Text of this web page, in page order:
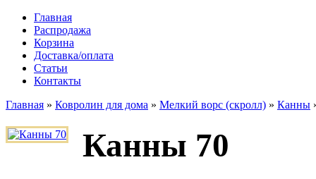
Главная
Распродажа
Корзина
Доставка/оплата
Статьи
Контакты
Главная » Ковролин для дома » Мелкий ворс (скролл) » Канны
Канны 70